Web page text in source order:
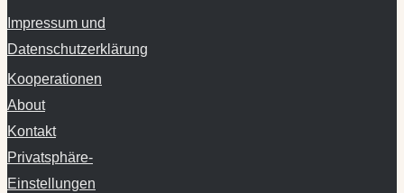
Impressum und
Datenschutzerklärung
Kooperationen
About
Kontakt
Privatsphäre-
Einstellungen